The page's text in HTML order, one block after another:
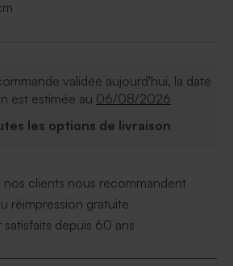
validée aujourd'hui, la date
est estimée au 06/08/2026
les options de livraison
nos clients nous recommandent
réimpression gratuite
depuis 60 ans